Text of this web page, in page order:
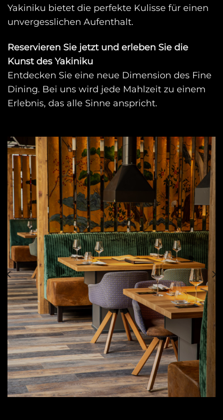
Yakiniku bietet die perfekte Kulisse für einen
unvergesslichen Aufenthalt.
Reservieren Sie jetzt und erleben Sie die
Kunst des Yakiniku
Entdecken Sie eine neue Dimension des Fine
Dining. Bei uns wird jede Mahlzeit zu einem
Erlebnis, das alle Sinne anspricht.